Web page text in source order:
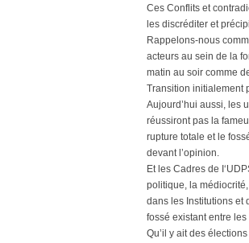
Ces Conflits et
les discréditer et
Rappelons-nous
acteurs au sein de la
matin au soir comme
Transition initialement
Aujourd’hui aussi, les
réussiront pas la
rupture totale et le
devant l’opinion.
Et les Cadres de
politique, la
dans les Institutions et
fossé existant entre
Qu’il y ait des